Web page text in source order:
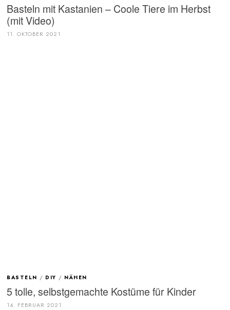
Basteln mit Kastanien – Coole Tiere im Herbst
(mit Video)
11. OKTOBER 2021
BASTELN / DIY / NÄHEN
5 tolle, selbstgemachte Kostüme für Kinder
14. FEBRUAR 2021